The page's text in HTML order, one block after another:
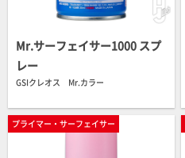
Mr.サーフェイサー1000 スプ
レー
GSIクレオス Mr.カラー
プライマー・サーフェイサー